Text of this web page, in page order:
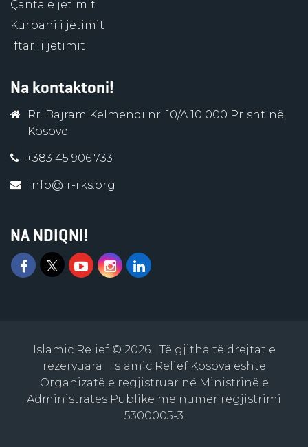
Çanta e jetimit
Kurbani i jetimit
Iftari i jetimit
Na kontaktoni!
Rr. Bajram Kelmendi nr. 10/A 10 000 Prishtinë,
Kosovë
+383 45 906 733
info@ir-rks.org
NA NDIQNI!
Islamic Relief © 2026 | Të gjitha të drejtat e
rezervuara | Islamic Relief Kosova është
Organizatë e regjistruar në Ministrinë e
Administratës Publike me numër regjistrimi
5300005-3